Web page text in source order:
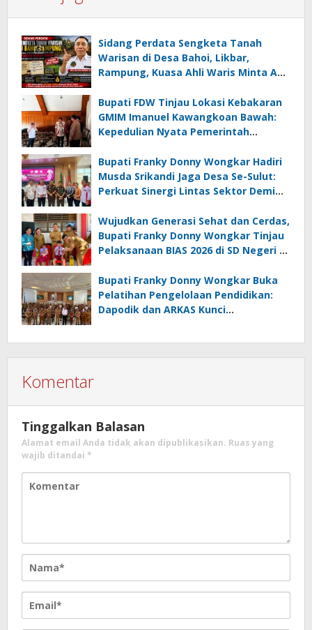
Sidang Perdata Sengketa Tanah
Warisan di Desa Bahoi, Likbar,
Rampung, Kuasa Ahli Waris Minta APH
Korupsi Dandes
Bupati FDW Tinjau Lokasi Kebakaran
GMIM Imanuel Kawangkoan Bawah:
Kepedulian Nyata Pemerintah
Terdampak
Bupati Franky Donny Wongkar Hadiri
Musda Srikandi Jaga Desa Se-Sulut:
Perkuat Sinergi Lintas Sektor Demi
Wujudkan Generasi Sehat dan Cerdas,
Bupati Franky Donny Wongkar Tinjau
Pelaksanaan BIAS 2026 di SD Negeri 2
Bupati Franky Donny Wongkar Buka
Pelatihan Pengelolaan Pendidikan:
Dapodik dan ARKAS Kunci
Komentar
Tinggalkan Balasan
Alamat email Anda tidak akan dipublikasikan. Ruas yang
wajib ditandai *